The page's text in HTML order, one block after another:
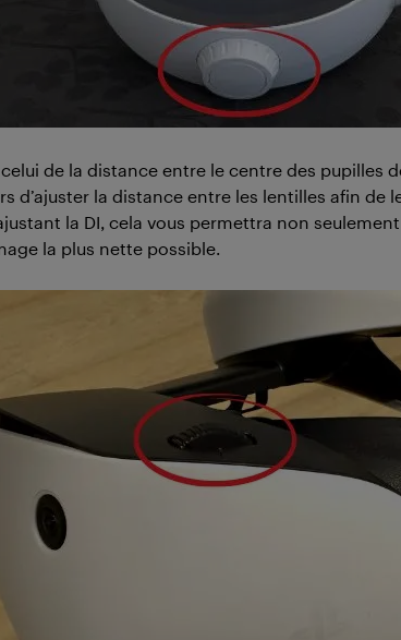
de la distance entre le centre des pupilles
d’ajuster la distance entre les lentilles afin de
la DI, cela vous permettra non
la plus nette possible.